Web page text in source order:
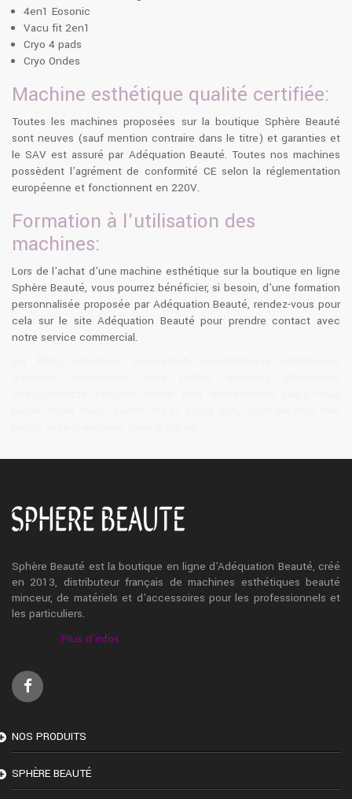
4en1 Eosonic
Vacu fit 2en1
Cryo 4 pads
Cryo Ondes
Machine esthétique qualité certifiée:
Toutes les machines proposées sur la boutique Sphère Beauté
sont neuves (sauf mention contraire dans le titre) et garanties et
le SAV est assuré par Adéquation Beauté. Toutes nos machines
possèdent l’agrément de conformité CE selon la réglementation
européenne et fonctionnent en 220V.
Formation à l'utilisation des
machines:
Lors de l'achat d'une machine esthétique sur la boutique en ligne
Sphère Beauté, vous pourrez bénéficier, si besoin, d'une formation
personnalisée proposée par Adéquation Beauté, rendez-vous pour
cela sur le site Adéquation Beauté pour prendre contact avec
notre service commercial.
Sphère Beauté est la boutique en ligne d'Adéquation Beauté, créé
en 2013, distributeur français de machines esthétiques beauté
minceur, de matériels et d'accessoires pour les professionnels et
les particuliers.
Plus d'infos
NOS PRODUITS
SPHÈRE BEAUTÉ